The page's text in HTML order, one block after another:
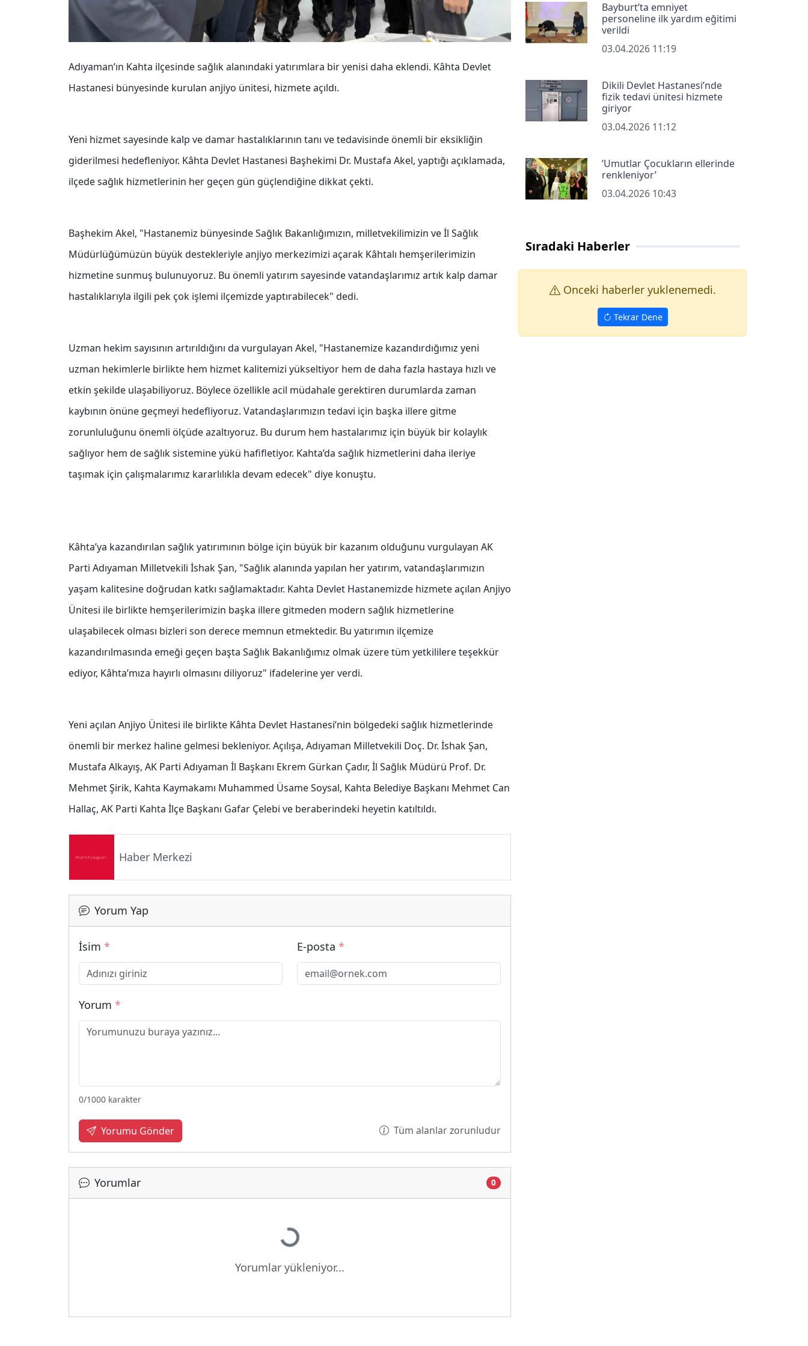
Adıyaman’ın Kahta ilçesinde sağlık alanındaki yatırımlara bir yenisi daha eklendi. Kâhta Devlet
Hastanesi bünyesinde kurulan anjiyo ünitesi, hizmete açıldı.
Yeni hizmet sayesinde kalp ve damar hastalıklarının tanı ve tedavisinde önemli bir eksikliğin
giderilmesi hedefleniyor. Kâhta Devlet Hastanesi Başhekimi Dr. Mustafa Akel, yaptığı açıklamada,
ilçede sağlık hizmetlerinin her geçen gün güçlendiğine dikkat çekti.
Başhekim Akel, "Hastanemiz bünyesinde Sağlık Bakanlığımızın, milletvekilimizin ve İl Sağlık
Müdürlüğümüzün büyük destekleriyle anjiyo merkezimizi açarak Kâhtalı hemşerilerimizin
hizmetine sunmuş bulunuyoruz. Bu önemli yatırım sayesinde vatandaşlarımız artık kalp damar
hastalıklarıyla ilgili pek çok işlemi ilçemizde yaptırabilecek" dedi.
Uzman hekim sayısının artırıldığını da vurgulayan Akel, "Hastanemize kazandırdığımız yeni
uzman hekimlerle birlikte hem hizmet kalitemizi yükseltiyor hem de daha fazla hastaya hızlı ve
etkin şekilde ulaşabiliyoruz. Böylece özellikle acil müdahale gerektiren durumlarda zaman
kaybının önüne geçmeyi hedefliyoruz. Vatandaşlarımızın tedavi için başka illere gitme
zorunluluğunu önemli ölçüde azaltıyoruz. Bu durum hem hastalarımız için büyük bir kolaylık
sağlıyor hem de sağlık sistemine yükü hafifletiyor. Kahta’da sağlık hizmetlerini daha ileriye
taşımak için çalışmalarımız kararlılıkla devam edecek" diye konuştu.
Kâhta’ya kazandırılan sağlık yatırımının bölge için büyük bir kazanım olduğunu vurgulayan AK
Parti Adıyaman Milletvekili İshak Şan, "Sağlık alanında yapılan her yatırım, vatandaşlarımızın
yaşam kalitesine doğrudan katkı sağlamaktadır. Kahta Devlet Hastanemizde hizmete açılan Anjiyo
Ünitesi ile birlikte hemşerilerimizin başka illere gitmeden modern sağlık hizmetlerine
ulaşabilecek olması bizleri son derece memnun etmektedir. Bu yatırımın ilçemize
kazandırılmasında emeği geçen başta Sağlık Bakanlığımız olmak üzere tüm yetkililere teşekkür
ediyor, Kâhta’mıza hayırlı olmasını diliyoruz" ifadelerine yer verdi.
Yeni açılan Anjiyo Ünitesi ile birlikte Kâhta Devlet Hastanesi’nin bölgedeki sağlık hizmetlerinde
önemli bir merkez haline gelmesi bekleniyor. Açılışa, Adıyaman Milletvekili Doç. Dr. İshak Şan,
Mustafa Alkayış, AK Parti Adıyaman İl Başkanı Ekrem Gürkan Çadır, İl Sağlık Müdürü Prof. Dr.
Mehmet Şirik, Kahta Kaymakamı Muhammed Üsame Soysal, Kahta Belediye Başkanı Mehmet Can
Hallaç, AK Parti Kahta İlçe Başkanı Gafar Çelebi ve beraberindeki heyetin katıltıldı.
Haber Merkezi
Yorum Yap
İsim * E-posta *
Yorum *
0/1000 karakter
Yorumu Gönder Tüm alanlar zorunludur
Yorumlar 0
Yükleniyor...
Yorumlar yükleniyor...
Bayburt’ta emniyet
personeline ilk yardım eğitimi
verildi
03.04.2026 11:19
Dikili Devlet Hastanesi’nde
fizik tedavi ünitesi hizmete
giriyor
03.04.2026 11:12
’Umutlar Çocukların ellerinde
renkleniyor’
03.04.2026 10:43
Sıradaki Haberler
Onceki haberler yuklenemedi.
Tekrar Dene